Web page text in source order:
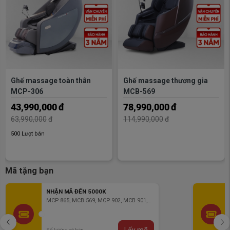
Sau khi AI Body Scan hoàn tất việc quét cơ thể và xác định
bản đồ huyệt đạo, hệ thống con lăn massage 4D sẽ bắt đầu
làm việc. Đây chính là đôi tay xoa bóp tinh vi của Poongsan
Ghế massage toàn thân
MCP-306
43,990,000đ
63,990,000đ
500 Lượt bán
Ghế massage thương gia
MCB-569
78,990,000đ
114,990,000đ
Mã tặng bạn
NHẬN MÃ ĐẾN 5000K
MCP 865, MCB 569, MCP 902, MCB 901,